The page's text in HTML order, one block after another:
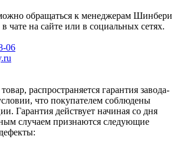
обращаться к менеджерам Шинбери
чате на сайте или в социальных сетях.
06
распространяется гарантия завода-
что покупателем соблюдены
Гарантия действует начиная со дня
случаем признаются следующие